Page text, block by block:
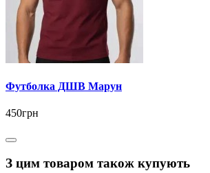
Футболка ДШВ Марун
450грн
З цим товаром також купують